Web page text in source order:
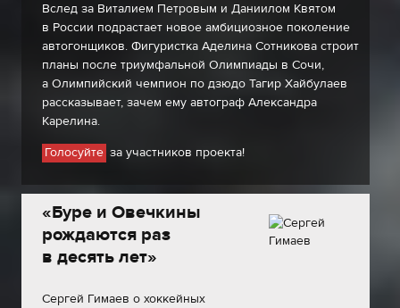
Вслед за Виталием Петровым и Даниилом Квятом
в России подрастает новое амбициозное поколение
автогонщиков. Фигуристка Аделина Сотникова строит
планы после триумфальной Олимпиады в Сочи,
а Олимпийский чемпион по дзюдо Тагир Хайбулаев
рассказывает, зачем ему автограф Александра
Карелина.
Голосуйте за участников проекта!
«Буре и Овечкины
рождаются раз
в десять лет»
Сергей Гимаев о хоккейных